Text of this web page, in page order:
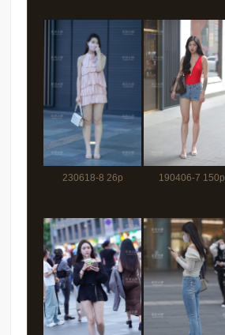
230618-8 26p 190406-7 150p